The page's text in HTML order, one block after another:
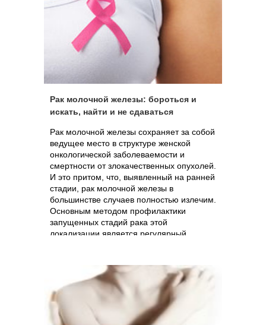
Рак молочной железы: бороться и
искать, найти и не сдаваться
Рак молочной железы сохраняет за собой
ведущее место в структуре женской
онкологической заболеваемости и
смертности от злокачественных опухолей.
И это притом, что, выявленный на ранней
стадии, рак молочной железы в
большинстве случаев полностью излечим.
Основным методом профилактики
запущенных стадий рака этой
локализации является регулярный
маммографии (по показаниям). К
сожалению, самостоятельно к маммологу
женщины обращаются крайне редко –
обычно уже страдая тем или иным
заболеванием молочной железы.